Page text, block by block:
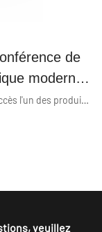
de
moderne
haute qualité
nous avons développé avec succès l'un des produits les plus remarquables. Nous avons mené de nombreuses expériences pratiques qui prouvent que la table de conférence de style nordique moderne simple et généreuse de haute qualité de Factory Outlet peut fonctionner son plus grand effet dans le(s) domaine(s) des tables de conférence.
veuillez